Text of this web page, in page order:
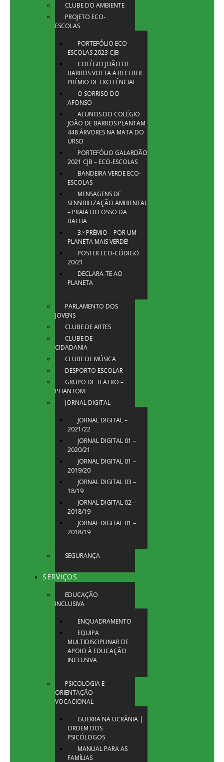
CLUBE DO AMBIENTE
PROJETO ECO-
ESCOLAS
PORTEFÓLIO ECO-
ESCOLAS 2023 CJB
COLÉGIO JOÃO DE
BARROS VOLTA A RECEBER
PRÉMIO DE EXCELÊNCIA!
O SORRISO DO
AFONSO
ALUNOS DO COLÉGIO
JOÃO DE BARROS PLANTAM
448 ÁRVORES NA MATA DO
URSO
PORTEFÓLIO GALARDÃO
2021 CJB – ECO-ESCOLAS
BANDEIRA VERDE ECO-
ESCOLAS
MENSAGENS DE
SENSIBILIZAÇÃO AMBIENTAL
– PRAIA DO OSSO DA
BALEIA
3.º PRÉMIO – POR UM
PLANETA MAIS VERDE!
POSTER ECO-CÓDIGO
20/21
DECLARA-TE AO
PLANETA
PARLAMENTO DOS
JOVENS
CLUBE DE ARTES
CLUBE DE
CIDADANIA
CLUBE DE MÚSICA
DESPORTO ESCOLAR
GRUPO DE TEATRO –
PHANTOM
JORNAL DIGITAL
JORNAL DIGITAL –
2021/22
JORNAL DIGITAL 01 –
2020/21
JORNAL DIGITAL 01 –
2019/20
JORNAL DIGITAL 03 –
18/19
JORNAL DIGITAL 02 –
2018/19
JORNAL DIGITAL 01 –
2018/19
SEGURANÇA
SERVIÇOS
EDUCAÇÃO
INCLUSIVA
ENQUADRAMENTO
EQUIPA
MULTIDISCIPLINAR DE
APOIO À EDUCAÇÃO
INCLUSIVA
PSICOLOGIA E
ORIENTAÇÃO
VOCACIONAL
GUERRA NA UCRÂNIA |
ORDEM DOS
PSICÓLOGOS
MANUAL PARA AS
FAMÍLIAS